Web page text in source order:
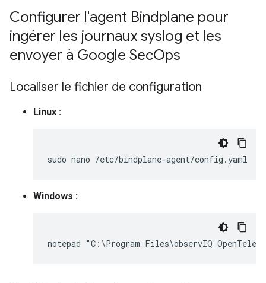
Configurer l'agent Bindplane pour
ingérer les journaux syslog et les
envoyer à Google SecOps
Localiser le fichier de configuration
Linux :
sudo nano
Windows :